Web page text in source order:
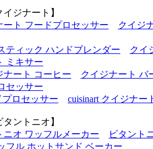
ジナート】
ート フードプロセッサー
クイジ
ティック ハンドブレンダー
クイ
ミキサー
ナート コーヒー
クイジナート バ
セッサー
プロセッサー cuisinart クイジナー
ントニオ】
ニオ ワッフルメーカー
ビタント
フル ホットサンド ベーカー